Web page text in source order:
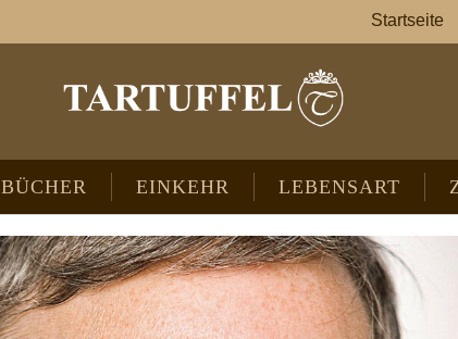
BÜCHER EINKEHR LEBENSART
Startseite